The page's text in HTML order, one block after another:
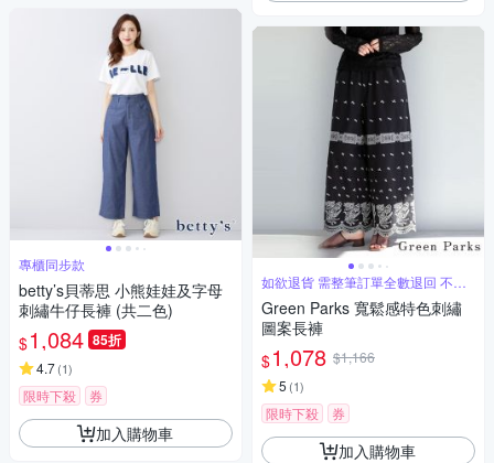
專櫃同步款
betty’s貝蒂思 小熊娃娃及字母
刺繡牛仔長褲 (共二色)
$1,084 85折
4.7(1)
限時下殺 券
加入購物車
如欲退貨 需整筆訂單全數退回 不能
單退
Green Parks 寬鬆感特色刺繡
圖案長褲
$1,078 $1,166
5 (1)
限時下殺 券
加入購物車